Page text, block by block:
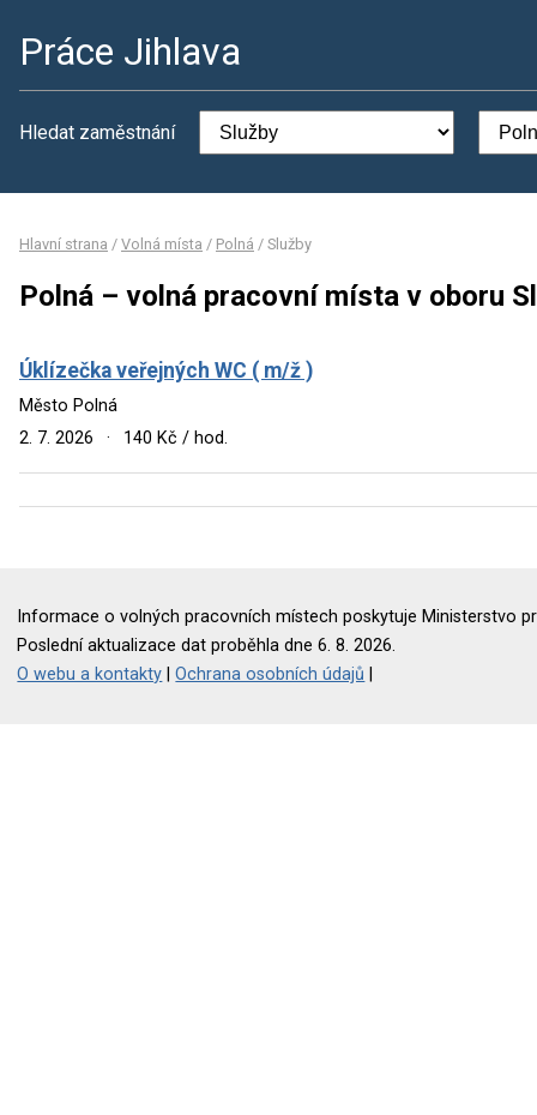
Práce Jihlava
Hledat zaměstnání
Hlavní strana / Volná místa / Polná / Služby
Polná – volná pracovní místa v oboru
Úklízečka veřejných WC ( m/ž )
Město Polná
2. 7. 2026
· 140 Kč / hod.
Informace o volných pracovních místech poskytuje Ministerstvo
Poslední aktualizace dat proběhla dne 6. 8. 2026.
O webu a kontakty |Ochrana osobních údajů